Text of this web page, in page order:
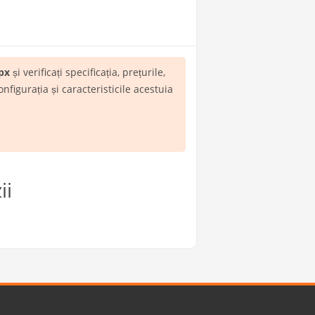
și verificați specificația, prețurile,
și caracteristicile acestuia